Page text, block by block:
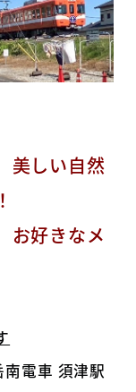
美しい自然
お好きなメ
南電車 須津駅